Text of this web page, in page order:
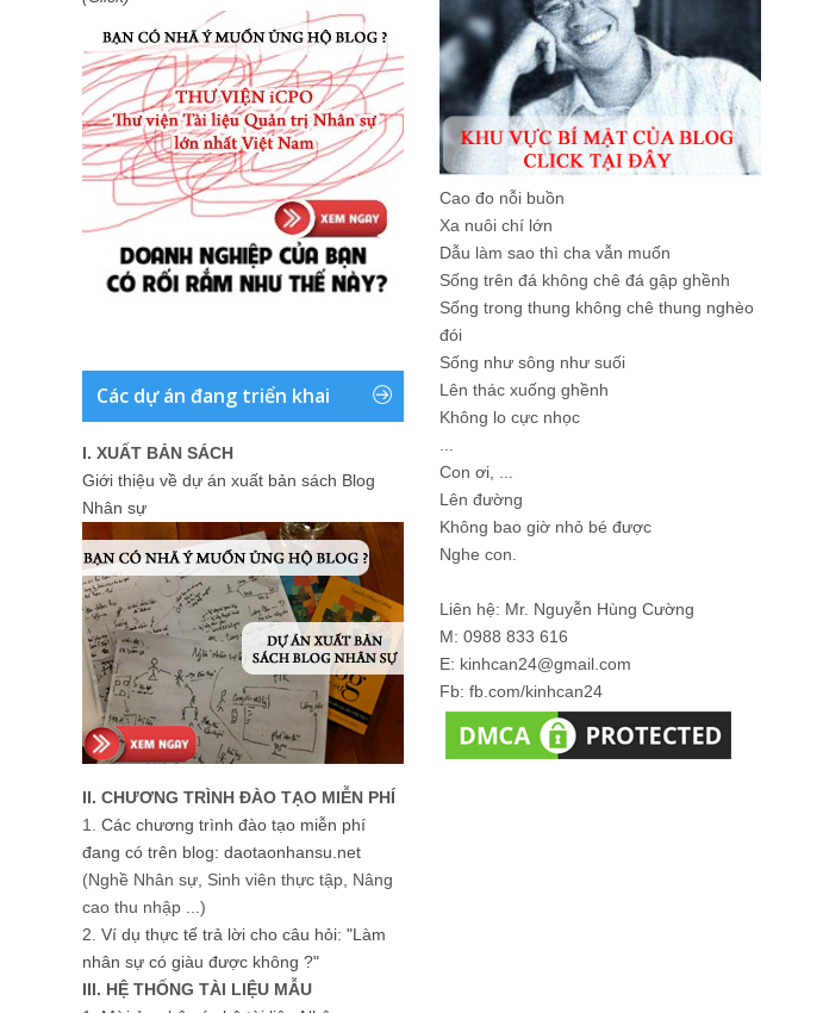
Các dự án đang triển khai
I. XUẤT BẢN SÁCH
Giới thiệu về dự án xuất bản sách Blog
Nhân sự
II. CHƯƠNG TRÌNH ĐÀO TẠO MIỄN PHÍ
1. Các chương trình đào tạo miễn phí
đang có trên blog: daotaonhansu.net
(Nghề Nhân sự, Sinh viên thực tập, Nâng
cao thu nhập ...)
2. Ví dụ thực tế trả lời cho câu hỏi: "Làm
nhân sự có giàu được không ?"
III. HỆ THỐNG TÀI LIỆU MẪU
Cao đo nỗi buồn
Xa nuôi chí lớn
Dẫu làm sao thì cha vẫn muốn
Sống trên đá không chê đá gập ghềnh
Sống trong thung không chê thung nghèo
đói
Sống như sông như suối
Lên thác xuống ghềnh
Không lo cực nhọc
Con ơi, ...
Lên đường
Không bao giờ nhỏ bé được
Nghe con.
Liên hệ: Mr. Nguyễn Hùng Cường
M: 0988 833 616
E: kinhcan24@gmail.com
Fb: fb.com/kinhcan24